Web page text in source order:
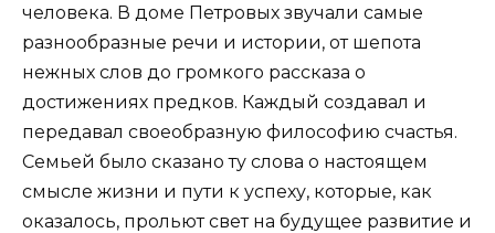
человека. В доме Петровых звучали самые
разнообразные речи и истории, от шепота
нежных слов до громкого рассказа о
достижениях предков. Каждый создавал и
передавал своеобразную философию счастья.
Семьей было сказано ту слова о настоящем
смысле жизни и пути к успеху, которые, как
оказалось, прольют свет на будущее развитие и